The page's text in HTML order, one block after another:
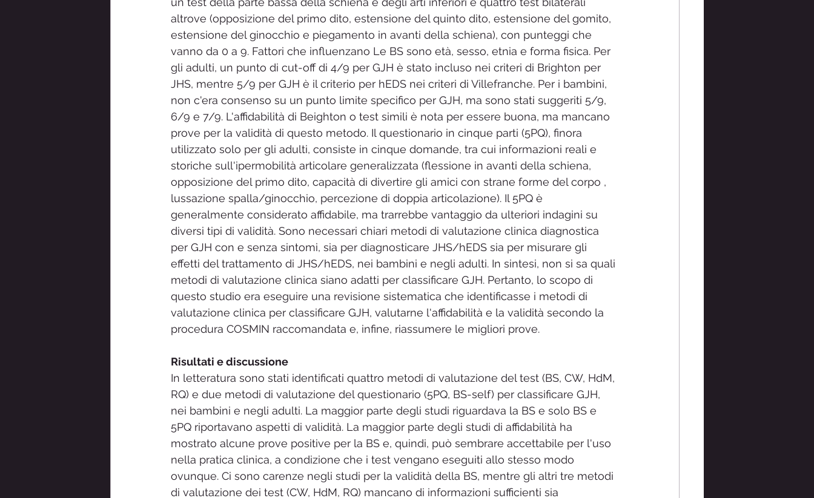
altrove (opposizione del primo dito, estensione del quinto dito, estensione del gomito,
estensione del ginocchio e piegamento in avanti della schiena), con punteggi che
vanno da 0 a 9. Fattori che influenzano Le BS sono età, sesso, etnia e forma fisica. Per
gli adulti, un punto di cut-off di 4/9 per GJH è stato incluso nei criteri di Brighton per
JHS, mentre 5/9 per GJH è il criterio per hEDS nei criteri di Villefranche. Per i bambini,
non c'era consenso su un punto limite specifico per GJH, ma sono stati suggeriti 5/9,
6/9 e 7/9. L'affidabilità di Beighton o test simili è nota per essere buona, ma mancano
prove per la validità di questo metodo. Il questionario in cinque parti (5PQ), finora
utilizzato solo per gli adulti, consiste in cinque domande, tra cui informazioni reali e
storiche sull'ipermobilità articolare generalizzata (flessione in avanti della schiena,
opposizione del primo dito, capacità di divertire gli amici con strane forme del corpo ,
lussazione spalla/ginocchio, percezione di doppia articolazione). Il 5PQ è
generalmente considerato affidabile, ma trarrebbe vantaggio da ulteriori indagini su
diversi tipi di validità. Sono necessari chiari metodi di valutazione clinica diagnostica
per GJH con e senza sintomi, sia per diagnosticare JHS/hEDS sia per misurare gli
effetti del trattamento di JHS/hEDS, nei bambini e negli adulti. In sintesi, non si sa quali
metodi di valutazione clinica siano adatti per classificare GJH. Pertanto, lo scopo di
questo studio era eseguire una revisione sistematica che identificasse i metodi di
valutazione clinica per classificare GJH, valutarne l'affidabilità e la validità secondo la
procedura COSMIN raccomandata e, infine, riassumere le migliori prove.
Risultati e discussione
In letteratura sono stati identificati quattro metodi di valutazione del test (BS, CW, HdM,
RQ) e due metodi di valutazione del questionario (5PQ, BS-self) per classificare GJH,
nei bambini e negli adulti. La maggior parte degli studi riguardava la BS e solo BS e
5PQ riportavano aspetti di validità. La maggior parte degli studi di affidabilità ha
mostrato alcune prove positive per la BS e, quindi, può sembrare accettabile per l'uso
nella pratica clinica, a condizione che i test vengano eseguiti allo stesso modo
ovunque. Ci sono carenze negli studi per la validità della BS, mentre gli altri tre metodi
di valutazione dei test (CW, HdM, RQ) mancano di informazioni sufficienti sia